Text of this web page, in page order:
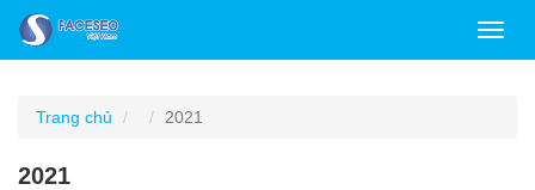
Trang chủ 2021
2021